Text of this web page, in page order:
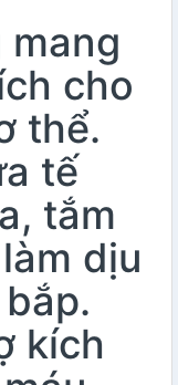
mang
cho
thể.
tế
tắm
dịu
kích